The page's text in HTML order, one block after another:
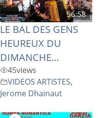
56:58
LE BAL DES GENS
HEUREUX DU
DIMANCHE...
45views
VIDEOS ARTISTES,
Jerome Dhainaut